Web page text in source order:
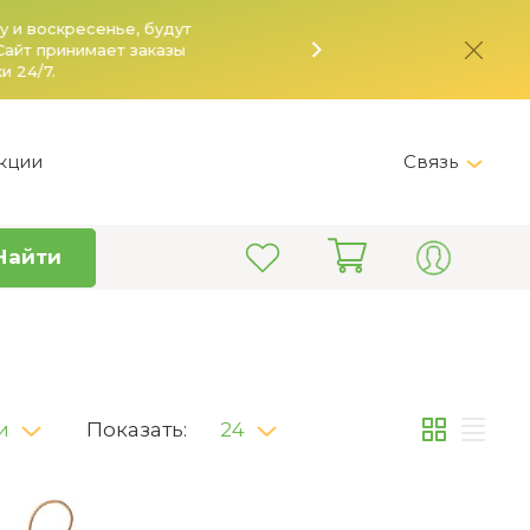
Связь
+7 (495) 150-82-28
Показать: 24